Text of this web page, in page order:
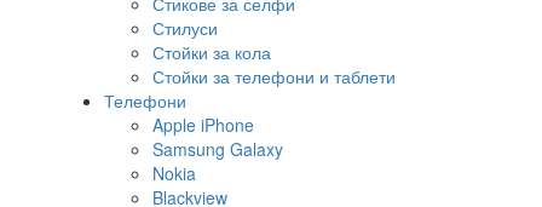
Стилуси
Стойки за кола
Стойки за телефони и таблети
Телефони
Apple iPhone
Samsung Galaxy
Nokia
Blackview